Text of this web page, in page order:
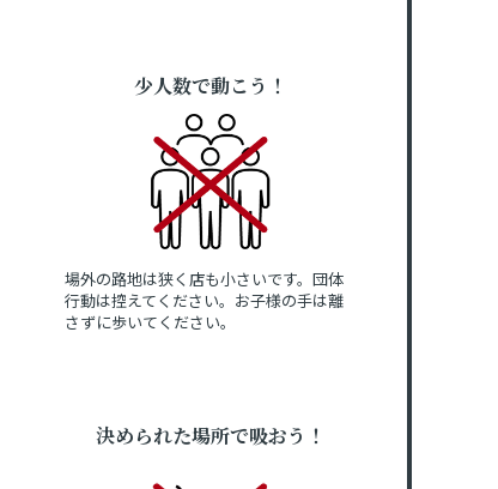
少人数で動こう！
場外の路地は狭く店も小さいです。団体
行動は控えてください。お子様の手は離
さずに歩いてください。
決められた場所で吸おう！